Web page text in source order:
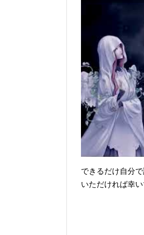
できるだけ自分
いただければ幸い